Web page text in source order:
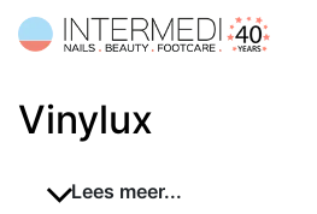
Overslaan naar inhoud
Vinylux
Lees meer...